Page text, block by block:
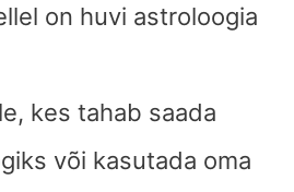
on huvi astroloogia
kes tahab saada
või kasutada oma